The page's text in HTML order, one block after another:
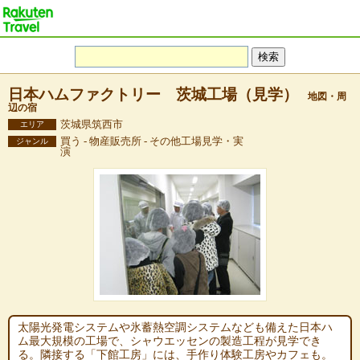
日本ハムファクトリー 茨城工場（見学）
地図・周
辺の宿
エリア 茨城県筑西市
ジャンル
買う - 物産販売所 - その他工場見学・実
演
太陽光発電システムや氷蓄熱空調システムなども備えた日本ハ
ム最大規模の工場で、シャウエッセンの製造工程が見学でき
る。隣接する「下館工房」には、手作り体験工房やカフェも。